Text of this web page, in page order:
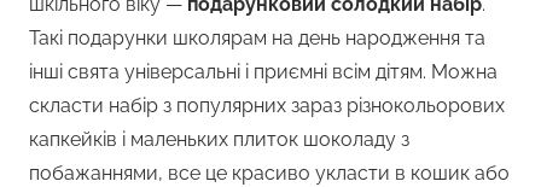
шкільного віку — подарунковий солодкий набір.
Такі подарунки школярам на день народження та
інші свята універсальні і приємні всім дітям. Можна
скласти набір з популярних зараз різнокольорових
капкейків і маленьких плиток шоколаду з
побажаннями, все це красиво укласти в кошик або